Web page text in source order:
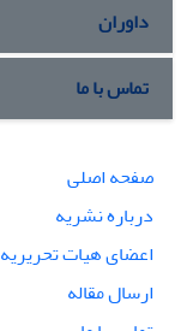
داوران
تماس با ما
صفحه اصلی
درباره نشریه
اعضای هیات تحریریه
ارسال مقاله